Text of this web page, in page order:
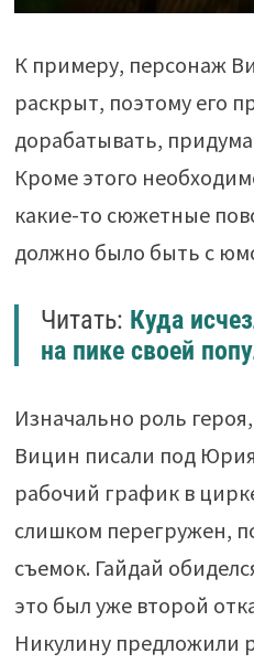
К примеру, персонаж
раскрыт, поэтому его
дорабатывать,
Кроме этого
какие-то сюжетные
должно было быть с
Читать: Куда
на пике своей
Изначально роль
Вицин писали под
рабочий график в
слишком перегружен,
съемок. Гайдай
это был уже второй
Никулину предложили